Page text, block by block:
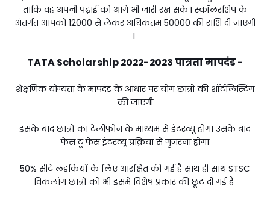
ताकि वह अपनी पढ़ाई को आगे भी जारी रख सके I स्कॉलरशिप के
अंतर्गत आपको ₹12000 से लेकर अधिकतम ₹50000 की राशि दी जाएगी
I
TATA Scholarship 2022-2023 पात्रता मापदंड -
शैक्षणिक योग्यता के मापदंड के आधार पर योग छात्रों की शॉर्टलिस्टिंग
की जाएगी
इसके बाद छात्रों का टेलीफोन के माध्यम से इंटरव्यू होगा उसके बाद
फेस टू फेस इंटरव्यू प्रक्रिया से गुजरना होगा
50% सीटें लड़कियों के लिए आरक्षित की गई है साथ ही साथ STSC
विकलांग छात्रों को भी इसमें विशेष प्रकार की छूट दी गई है